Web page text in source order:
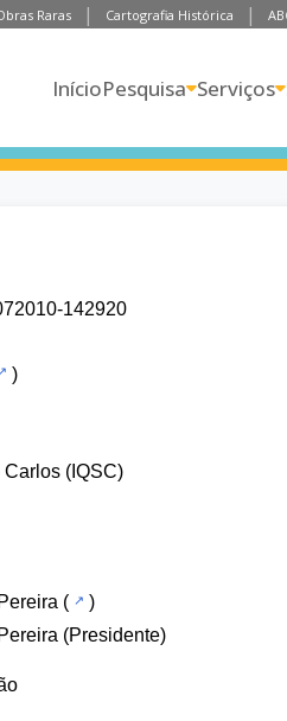
Raras Cartografia Histórica
InícioPesquisa Serviços
142920
)
Carlos (IQSC)
(
)
(Presidente)